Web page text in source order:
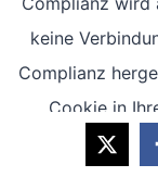
keine
Complianz
Cookie in
Einwilligungen